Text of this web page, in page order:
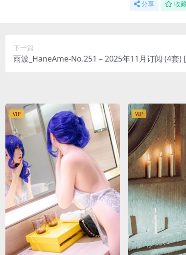
分享 收
下一篇
雨波_HaneAme-No.251 – 2025年11月订阅 (4套)
VIP VIP